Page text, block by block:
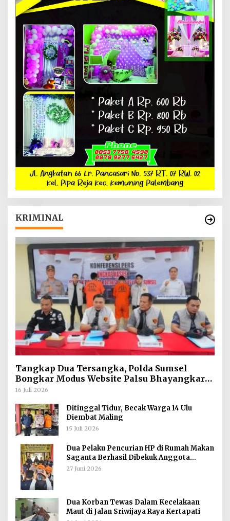
KRIMINAL
Tangkap Dua Tersangka, Polda Sumsel
Bongkar Modus Website Palsu Bhayangkara
Run
16 Juli 2026
Ditinggal Tidur, Becak Warga 14 Ulu
Diembat Maling
15 Juli 2026
Dua Pelaku Pencurian HP di Rumah Makan
Saganta Berhasil Dibekuk Anggota
Polsekta SU II Palembang !!
27 Juni 2026
Dua Korban Tewas Dalam Kecelakaan
Maut di Jalan Sriwijaya Raya Kertapati